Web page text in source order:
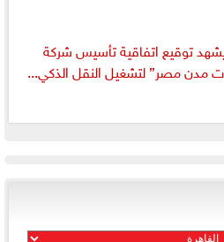
توقيع اتفاقية تأسيس شركة
مدن مصر” لتشغيل النقل الذكي...